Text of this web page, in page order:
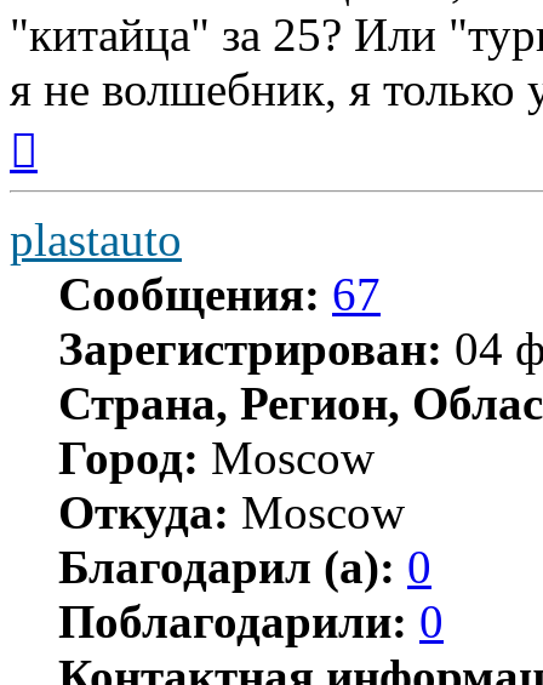
"китайца" за 25? Или
я не волшебник, я только
началу
plastauto
Сообщения: 67
Зарегистрирован: 04
Страна, Регион,
Город: Moscow
Откуда: Moscow
Благодарил (а): 0
Поблагодарили: 0